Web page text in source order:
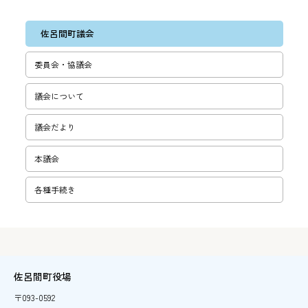
佐呂間町議会
委員会・協議会
議会について
議会だより
本議会
各種手続き
佐呂間町役場
〒093-0592